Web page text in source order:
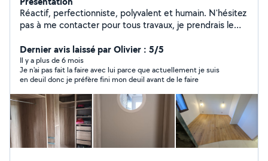
Réactif, perfectionniste, polyvalent et humain. N'hésitez
pas à me contacter pour tous travaux, je prendrais le
ensemble CAP électricité obtenu cette année
Dernier avis laissé par Olivier : 5/5
Il y a plus de 6 mois
Je n'ai pas fait la faire avec lui parce que actuellement je suis
en deuil donc je préfère fini mon deuil avant de le faire